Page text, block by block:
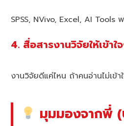
SPSS, NVivo, Excel, AI Tools
4. สื่อสารงานวิจัยให้เข้าใ
งานวิจัยดีแค่ไหน ถ้าคนอ่านไม่เข้า
มุมมองจากพี่